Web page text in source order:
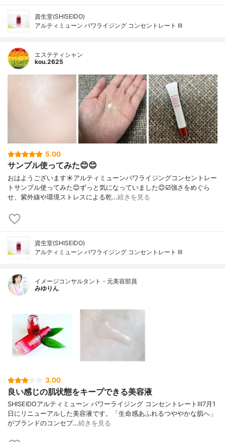
資生堂(SHISEIDO)
アルティミューン パワライジング コンセントレート III
エステティシャン
kou.2625
5.00
サンプル使ってみた😊😊
おはようございます☀アルティミューンパワライジングコンセントレー
トサンプル使ってみた😊ずっと気になっていました😊☑️強さをめぐら
せ、紫外線や環境ストレスによる乾…続きを見る
資生堂(SHISEIDO)
アルティミューン パワライジング コンセントレート III
イメージコンサルタント・元美容部員
みゆりん
3.00
良い感じの肌状態をキープできる美容液
SHISEIDOアルティミューン パワーライジング コンセントレートⅢ7月1
日にリニューアルした美容液です。「生命感あふれるつややかな肌へ」
がブランドのコンセプ…続きを見る